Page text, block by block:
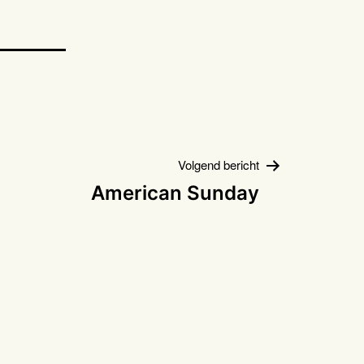
Volgend bericht
American Sunday